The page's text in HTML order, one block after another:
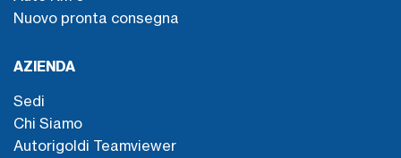
Nuovo pronta consegna
AZIENDA
Sedi
Chi Siamo
Autorigoldi Teamviewer